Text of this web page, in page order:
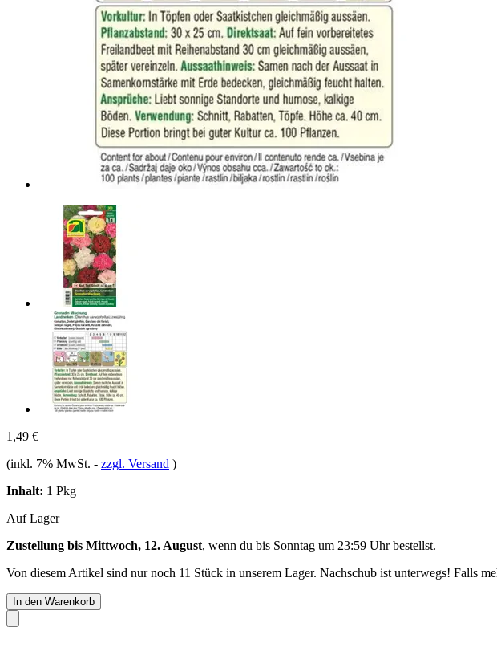
1,49 €
(inkl. 7% MwSt. - zzgl. Versand )
Inhalt: 1 Pkg
Auf Lager
Zustellung bis Mittwoch, 12. August, wenn du bis Sonntag um 23:59 Uhrbestellst.
Von diesem Artikel sind nur noch 11 Stück in unserem Lager. Nachschub ist unterwegs! Falls
In den Warenkorb